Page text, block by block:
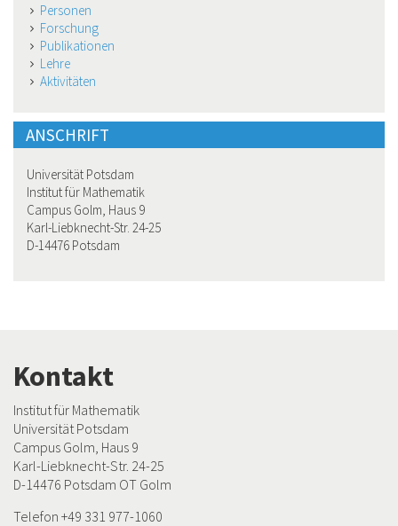
Personen
Forschung
Publikationen
Lehre
Aktivitäten
ANSCHRIFT
Universität Potsdam
Institut für Mathematik
Campus Golm, Haus 9
Karl-Liebknecht-Str. 24-25
D-14476 Potsdam
Kontakt
Institut für Mathematik
Universität Potsdam
Campus Golm, Haus 9
Karl-Liebknecht-Str. 24-25
D-14476 Potsdam OT Golm
Telefon +49 331 977-1060